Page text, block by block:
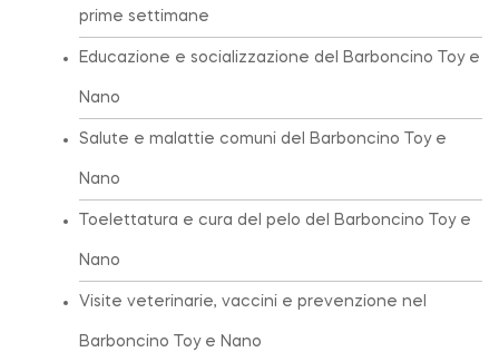
prime settimane
Educazione e socializzazione del Barboncino Toy e
Nano
Salute e malattie comuni del Barboncino Toy e
Nano
Toelettatura e cura del pelo del Barboncino Toy e
Nano
Visite veterinarie, vaccini e prevenzione nel
Barboncino Toy e Nano